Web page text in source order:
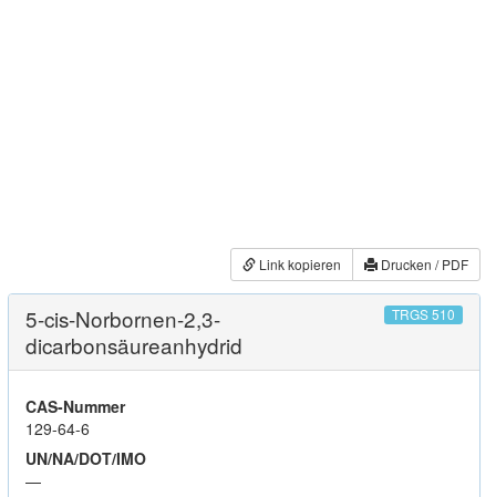
Link kopieren Drucken / PDF
5-cis-Norbornen-2,3-
dicarbonsäureanhydrid
TRGS 510
CAS-Nummer
129-64-6
UN/NA/DOT/IMO
—